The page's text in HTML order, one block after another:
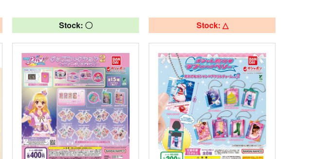
Stock: 〇 Stock: △